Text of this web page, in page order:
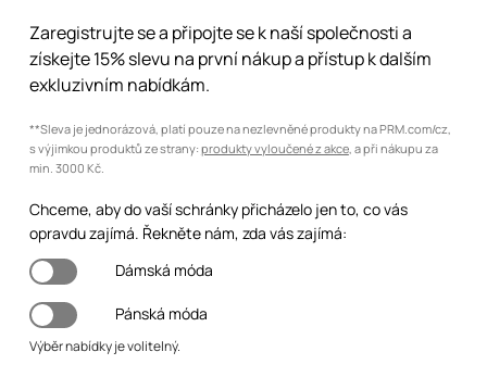
Zaregistrujte se a připojte se k naší společnosti a
získejte 15% slevu na první nákup a přístup k dalším
exkluzivním nabídkám.
**Sleva je jednorázová, platí pouze na nezlevněné produkty na PRM.com/cz,
s výjimkou produktů ze strany: produkty vyloučené z akce, a při nákupu za
min. 3000 Kč.
Chceme, aby do vaší schránky přicházelo jen to, co vás
opravdu zajímá. Řekněte nám, zda vás zajímá:
Dámská móda
Pánská móda
Výběr nabídky je volitelný.